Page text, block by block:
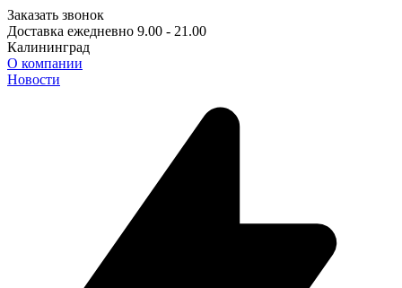
Заказать звонок
Доставка ежедневно 9.00 - 21.00
Калининград
О компании
Новости